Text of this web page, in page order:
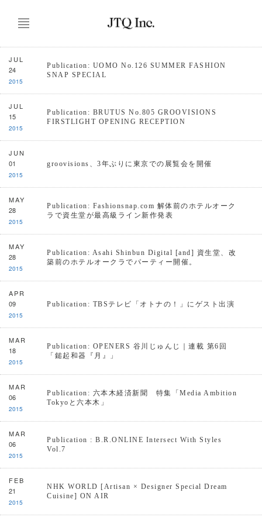
JUL
24
2015
Publication: UOMO No.126 SUMMER FASHION
SNAP SPECIAL
JUL
15
2015
Publication: BRUTUS No.805 GROOVISIONS
FIRSTLIGHT OPENING RECEPTION
JUN
01
2015
groovisions、3年ぶりに東京での展覧会を開催
MAY
28
2015
Publication: Fashionsnap.com 解体前のホテルオーク
ラで資生堂が最高級ライン新作発表
MAY
28
2015
Publication: Asahi Shinbun Digital [and] 資生堂、改
築前のホテルオークラでパーティー開催。
APR
09
2015
Publication: TBSテレビ「オトナの！」にゲスト出演
MAR
18
2015
Publication: OPENERS 谷川じゅんじ｜連載 第6回
「鎚起和器『月』」
MAR
06
2015
Publication: 六本木経済新聞 特集「Media Ambition
Tokyoと六本木」
MAR
06
2015
Publication : B.R.ONLINE Intersect With Styles
Vol.7
FEB
21
2015
NHK WORLD [Artisan × Designer Special Dream
Cuisine] ON AIR